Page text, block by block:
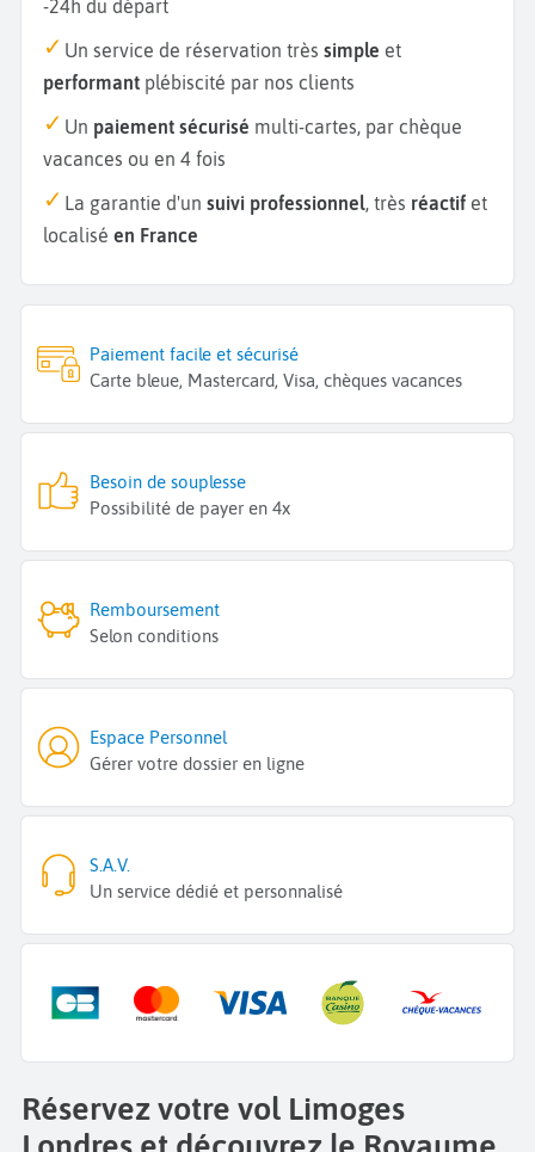
-24h du départ
Un service de réservation très simple et
performant plébiscité par nos clients
Un paiement sécurisé multi-cartes, par chèque
vacances ou en 4 fois
La garantie d'un suivi professionnel, très réactif et
localisé en France
Paiement facile et sécurisé
Carte bleue, Mastercard, Visa, chèques vacances
Besoin de souplesse
Possibilité de payer en 4x
Remboursement
Selon conditions
Espace Personnel
Gérer votre dossier en ligne
S.A.V.
Un service dédié et personnalisé
Réservez votre vol Limoges